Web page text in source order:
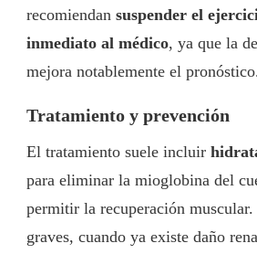
recomiendan suspender el
inmediato al médico, ya que la
mejora notablemente el
Tratamiento y prevención
El tratamiento suele incluir
para eliminar la mioglobina del
permitir la recuperación muscular.
graves, cuando ya existe daño